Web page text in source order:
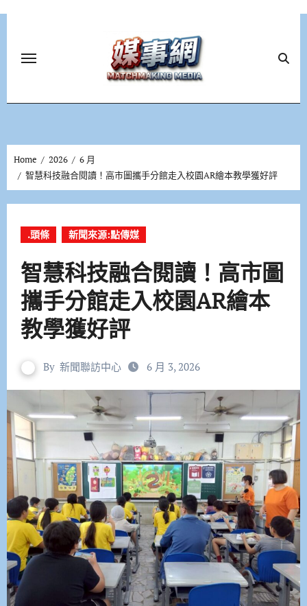
Home 2026
6 月
智慧科技融合閱讀！高市圖攜手分館走入校園AR繪本教學獲好評
.頭條 新聞來源:點傳媒
智慧科技融合閱讀！高市圖
攜手分館走入校園AR繪本
教學獲好評
By 新聞聯訪中心 6 月 3, 2026